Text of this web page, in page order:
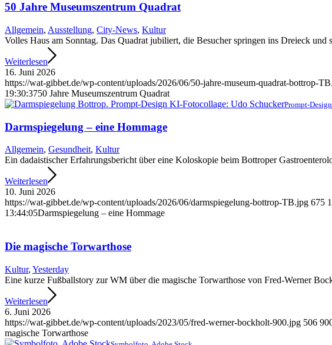
50 Jahre Museums­zentrum Quadrat
Allgemein, Ausstellung, City-News, Kultur
Volles Haus am Sonntag. Das Quadrat jubiliert, die Besucher springen ins Dreieck und
Weiterlesen
16. Juni 2026
https://wat-gibbet.de/wp-content/uploads/2026/06/50-jahre-museum-quadrat-bottrop-
19:30:3750 Jahre Museums­zentrum Quadrat
Prompt-
Darmspiegelung – eine Hommage
Allgemein, Gesundheit, Kultur
Ein dadaistischer Erfahrungs­bericht über eine Koloskopie beim Bottroper
Weiterlesen
10. Juni 2026
https://wat-gibbet.de/wp-content/uploads/2026/06/darmspiegelung-bottrop-TB.jpg 675
13:44:05Darmspiegelung – eine Hommage
Die magische Torwarthose
Kultur, Yesterday
Eine kurze Fußballstory zur WM über die magische Torwarthose von Fred-Werner
Weiterlesen
6. Juni 2026
https://wat-gibbet.de/wp-content/uploads/2023/05/fred-werner-bockholt-900.jpg 506
magische Torwarthose